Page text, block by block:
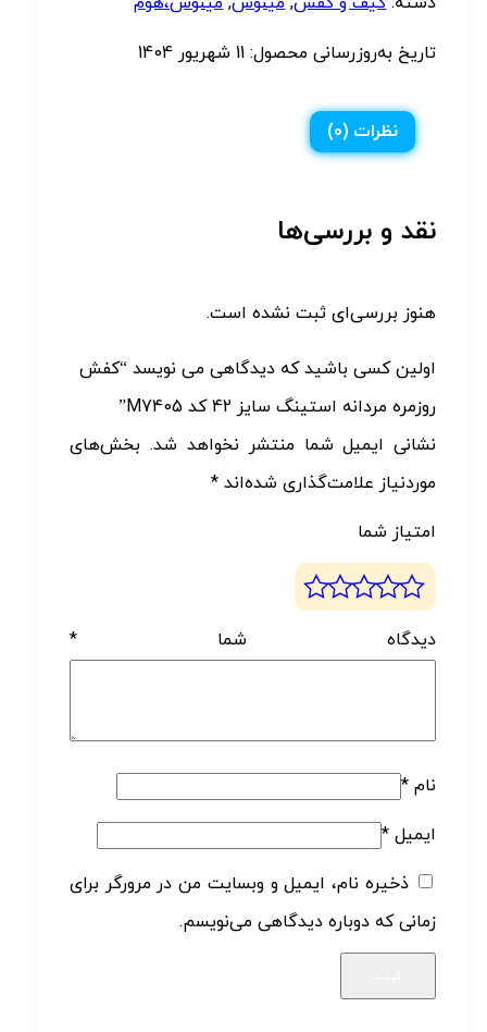
تاریخ به‌روزرسانی محصول: 11 شهریور 1404
نظرات (0)
نقد و بررسی‌ها
هنوز بررسی‌ای ثبت نشده است.
اولین کسی باشید که دیدگاهی می نویسد “کفش
روزمره مردانه استینگ سایز 42 کد M7405”
نشانی ایمیل شما منتشر نخواهد شد. بخش‌های
موردنیاز علامت‌گذاری شده‌اند *
امتیاز شما
دیدگاه شما*
نام *
ایمیل *
ذخیره نام، ایمیل و وبسایت من در مرورگر برای
زمانی که دوباره دیدگاهی می‌نویسم.